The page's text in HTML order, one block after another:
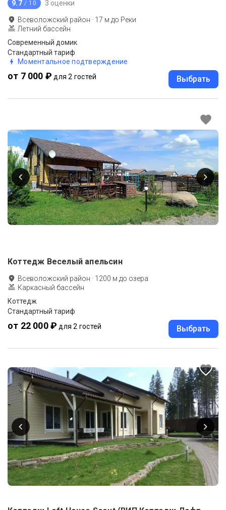
9.7 / 10 3 оценки
Всеволожский район · 17 м до Реки
Летний бассейн
Современный домик
Стандартный тариф
Моментальное подтверждение
от 7 000 ₽ для 2 гостей Выбрать
Коттедж Веселый апельсин
Всеволожский район · 1200 м до озера
Каркасный бассейн
Коттедж
Стандартный тариф
от 22 000 ₽ для 2 гостей Выбрать